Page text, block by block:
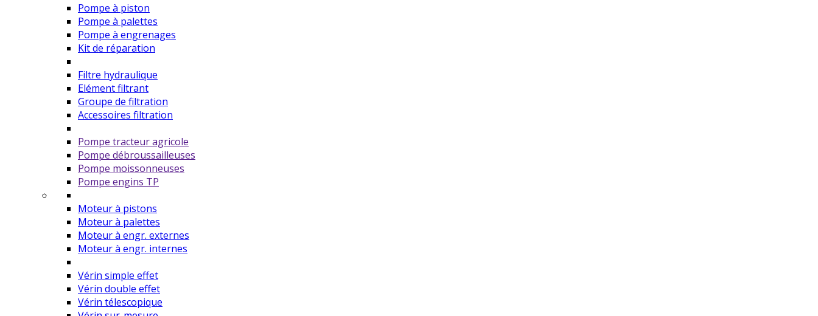
Pompe à piston
Pompe à palettes
Pompe à engrenages
Kit de réparation
Filtre hydraulique
Elément filtrant
Groupe de filtration
Accessoires filtration
Pompe tracteur agricole
Pompe débroussailleuses
Pompe moissonneuses
Pompe engins TP
Moteur à pistons
Moteur à palettes
Moteur à engr. externes
Moteur à engr. internes
Vérin simple effet
Vérin double effet
Vérin télescopique